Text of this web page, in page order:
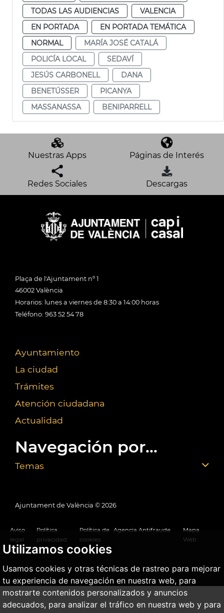
Utilizamos cookies
Usamos cookies y otras técnicas de rastreo para mejorar
tu experiencia de navegación en nuestra web, para
mostrarte contenidos personalizados y anuncios
adecuados, para analizar el tráfico en nuestra web y para
TODAS LAS AUDIENCIAS
VALENCIA
EN PORTADA
EN PORTADA TEMÁTICA
NORMAL
MARÍA JOSÉ CATALÁ
POLICÍA LOCAL
SEDAVÍ
JESÚS CARBONELL
DANA
BENETÚSSER
PICANYA
MASSANASSA
BENIPARRELL
Nuestras Apps Páginas de Interés
Redes Sociales Descargas
Plaça de l'Ajuntament nº 1
46002 València
Horarios: lunes a viernes de 8:30 a 14:00 horas
Teléfono: 963 52 54 78
Ayuntamiento
La ciudad
Trámites
Atención ciudadana
Actualidad
Navegación por...
Temas
Ajuntament de València © 2026
Aviso
legal
Política
privacidad
Política de
cookies
Agencia Antifraude
Mapa
Web